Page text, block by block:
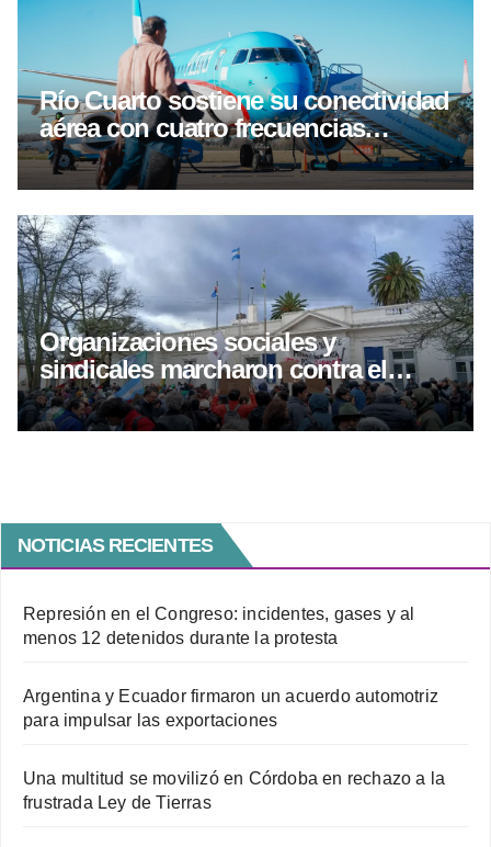
Río Cuarto sostiene su conectividad
aérea con cuatro frecuencias
semanales hacia Buenos Aires
Organizaciones sociales y
sindicales marcharon contra el
proyecto de inviolavilidad de
propiedad privada
NOTICIAS RECIENTES
Represión en el Congreso: incidentes, gases y al
menos 12 detenidos durante la protesta
Argentina y Ecuador firmaron un acuerdo automotriz
para impulsar las exportaciones
Una multitud se movilizó en Córdoba en rechazo a la
frustrada Ley de Tierras